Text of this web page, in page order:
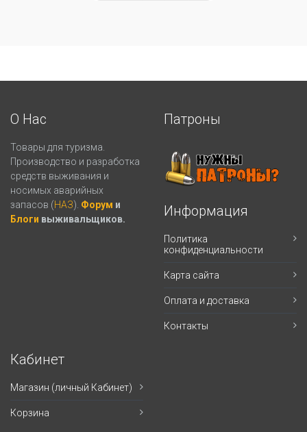
О Нас
Товары для туризма.
Производство и разработка
средств выживания и
носимых аварийных
запасов (НАЗ). Форум и
Блоги выживальщиков.
Патроны
Информация
Политика
конфиденциальности
Карта сайта
Оплата и доставка
Контакты
Кабинет
Магазин (личный Кабинет)
Корзина